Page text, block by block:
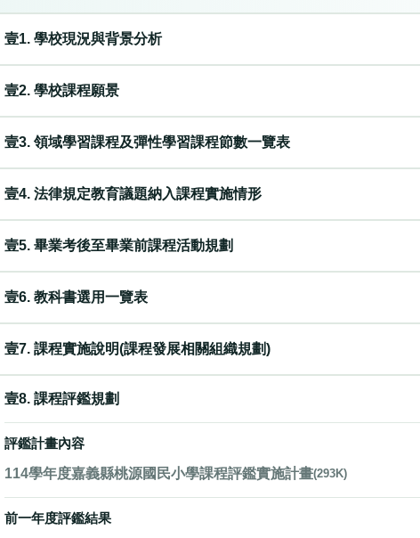
壹1. 學校現況與背景分析
壹2. 學校課程願景
壹3. 領域學習課程及彈性學習課程節數一覽表
壹4. 法律規定教育議題納入課程實施情形
壹5. 畢業考後至畢業前課程活動規劃
壹6. 教科書選用一覽表
壹7. 課程實施說明(課程發展相關組織規劃)
壹8. 課程評鑑規劃
評鑑計畫內容
114學年度嘉義縣桃源國民小學課程評鑑實施計畫(293K)
前一年度評鑑結果